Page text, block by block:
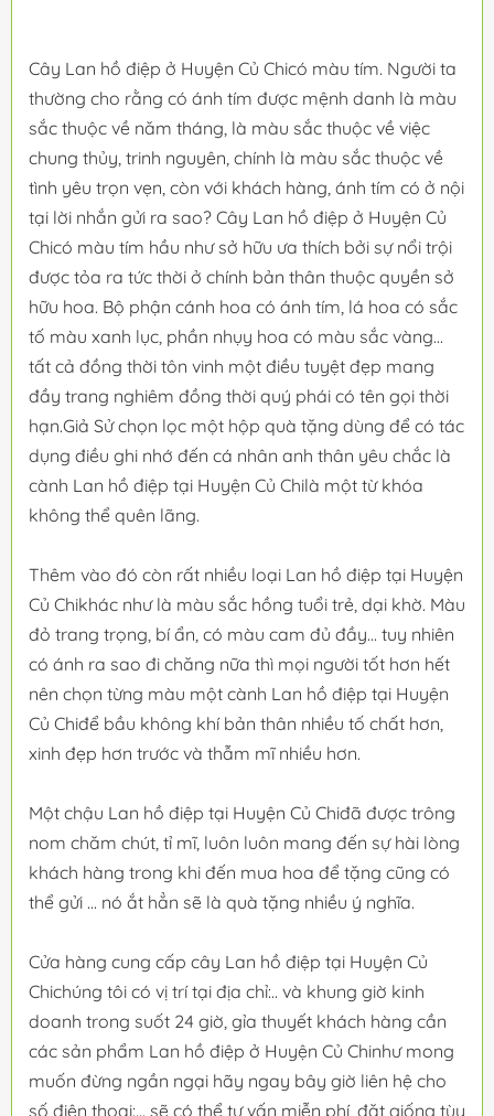
Cây Lan hồ điệp ở Huyện Củ Chicó màu tím. Người ta
thường cho rằng có ánh tím được mệnh danh là màu
sắc thuộc về năm tháng, là màu sắc thuộc về việc
chung thủy, trinh nguyên, chính là màu sắc thuộc về
tình yêu trọn vẹn, còn với khách hàng, ánh tím có ở nội
tại lời nhắn gửi ra sao? Cây Lan hồ điệp ở Huyện Củ
Chicó màu tím hầu như sở hữu ưa thích bởi sự nổi trội
được tỏa ra tức thời ở chính bản thân thuộc quyền sở
hữu hoa. Bộ phận cánh hoa có ánh tím, lá hoa có sắc
tố màu xanh lục, phần nhụy hoa có màu sắc vàng...
tất cả đồng thời tôn vinh một điều tuyệt đẹp mang
đầy trang nghiêm đồng thời quý phái có tên gọi thời
hạn.Giả Sử chọn lọc một hộp quà tặng dùng để có tác
dụng điều ghi nhớ đến cá nhân anh thân yêu chắc là
cành Lan hồ điệp tại Huyện Củ Chilà một từ khóa
không thể quên lãng.
Thêm vào đó còn rất nhiều loại Lan hồ điệp tại Huyện
Củ Chikhác như là màu sắc hồng tuổi trẻ, dại khờ. Màu
đỏ trang trọng, bí ẩn, có màu cam đủ đầy... tuy nhiên
có ánh ra sao đi chăng nữa thì mọi người tốt hơn hết
nên chọn từng màu một cành Lan hồ điệp tại Huyện
Củ Chiđể bầu không khí bản thân nhiều tố chất hơn,
xinh đẹp hơn trước và thẫm mĩ nhiều hơn.
Một chậu Lan hồ điệp tại Huyện Củ Chiđã được trông
nom chăm chút, tỉ mĩ, luôn luôn mang đến sự hài lòng
khách hàng trong khi đến mua hoa để tặng cũng có
thể gửi ... nó ắt hẳn sẽ là quà tặng nhiều ý nghĩa.
Cửa hàng cung cấp cây Lan hồ điệp tại Huyện Củ
Chichúng tôi có vị trí tại địa chỉ:.. và khung giờ kinh
doanh trong suốt 24 giờ, gỉa thuyết khách hàng cần
các sản phẩm Lan hồ điệp ở Huyện Củ Chinhư mong
muốn đừng ngần ngại hãy ngay bây giờ liên hệ cho
số điện thoại:... sẽ có thể tư vấn miễn phí, đặt giống tùy